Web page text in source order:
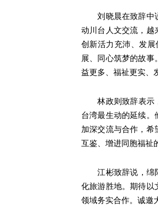
刘晓晨在致辞中说
动川台人文交流，越
创新活力充沛、发
展、同心筑梦的故事
益更多、福祉更实、
林政则致辞表示，
台湾最生动的延续。
加深交流与合作，希
互鉴、增进同胞福祉
江彬致辞说，绵阳
化旅游胜地。期待以
领域务实合作。诚邀